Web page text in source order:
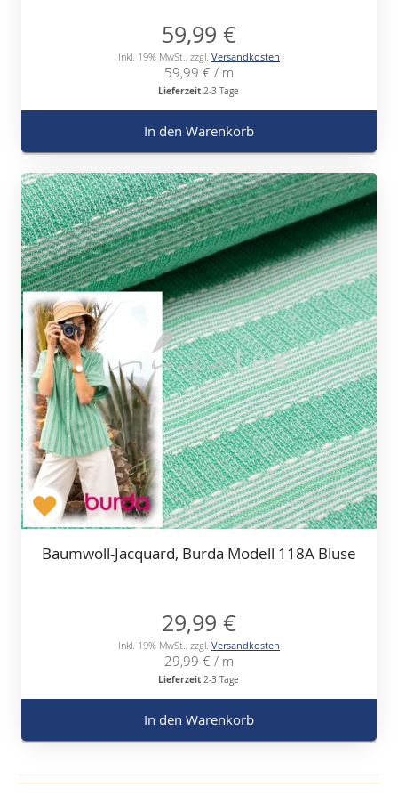
59,99 €
Inkl. 19% MwSt., zzgl. Versandkosten
59,99 € / m
Lieferzeit 2-3 Tage
In den Warenkorb
Baumwoll-Jacquard, Burda Modell 118A Bluse
29,99 €
Inkl. 19% MwSt. , zzgl. Versandkosten
29,99 € / m
Lieferzeit 2-3 Tage
In den Warenkorb